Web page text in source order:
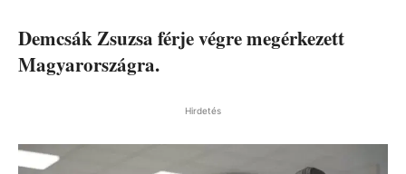
Demcsák Zsuzsa férje végre megérkezett
Magyarországra.
Hirdetés